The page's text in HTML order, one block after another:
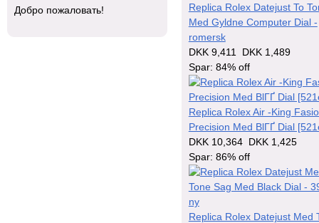
Replica Rolex Datejust To
Med Gyldne Computer Dial -
romersk
DKK 9,411
DKK 1,489
Spar: 84% off
Replica Rolex Air -King
Precision Med BlГҐ Dial
DKK 10,364 DKK 1,425
Spar: 86% off
Replica Rolex Datejust Med
Добро пожаловать!